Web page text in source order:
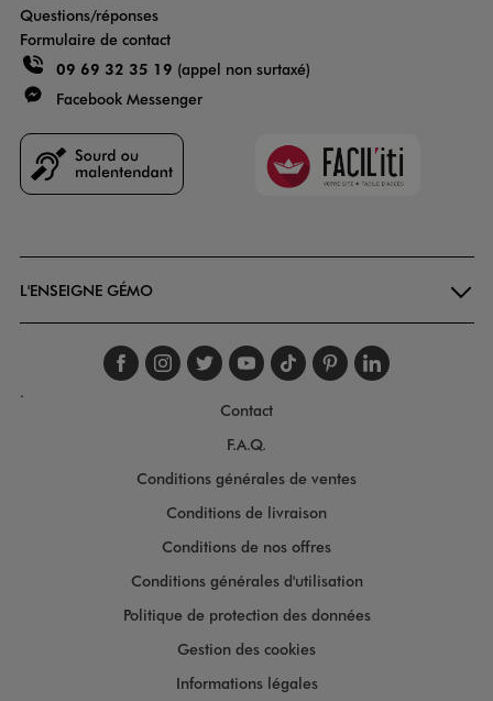
Questions/réponses
Formulaire de contact
09 69 32 35 19 (appel non surtaxé)
Facebook Messenger
Faciliti
L'ENSEIGNE GÉMO
Suivez-nous sur
Suivez-nous sur
Suivez-nous sur
Suivez-nous
Suivez-nous
Suivez-
.
Contact
F.A.Q.
Conditions générales de ventes
Conditions de livraison
Conditions de nos offres
Conditions générales d'utilisation
Politique de protection des données
Gestion des cookies
Informations légales